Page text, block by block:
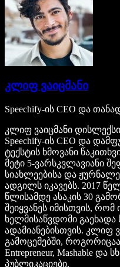
კლიფ ვაიცმანი
Speechify-ის CEO და
კლიფ ვაიცმანი
Speechify-ის CEO და
ტექსტის ხმოვანი
მეტი 5-ვარსკვლავიანი
სიახლეებისა და
ადგილს იკავებს. 2017
წლისამდე ასაკის 30
შეიყვანეს იმისთვის,
ხელმისაწვდომი
ადამიანებისთვის. კლიფ
გამოცემებში, როგორიცაა
Entrepreneur, Mashable და
პუბლიკაციები.